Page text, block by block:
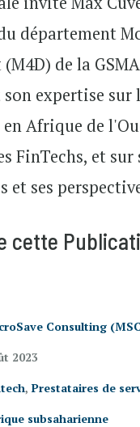
département
de la
expertise sur
Afrique de
FinTechs, et sur
et ses
cette
Consulting
2023
, Prestataires de
subsaharienne